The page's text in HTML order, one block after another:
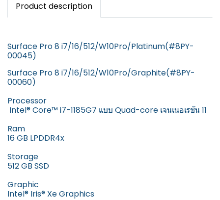
Product description
Surface Pro 8 i7/16/512/W10Pro/Platinum(#8PY-
00045)
Surface Pro 8 i7/16/512/W10Pro/Graphite(#8PY-
00060)
Processor
Intel® Core™ i7-1185G7 แบบ Quad-core เจนเนอเรชัน 11
Ram
16 GB LPDDR4x
Storage
512 GB SSD
Graphic
Intel® Iris® Xe Graphics